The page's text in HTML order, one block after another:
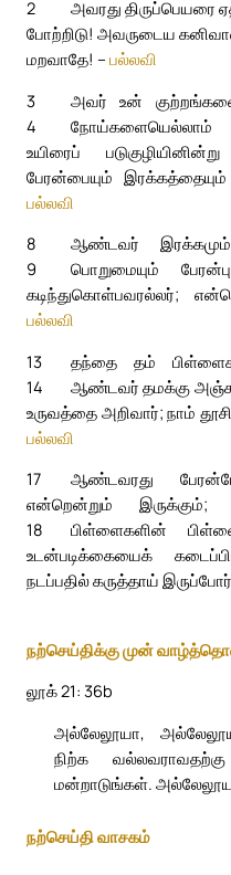
அவரது திருப்பெயரை
2
போற்றிடு! அவருடைய
மறவாதே! – பல்லவி
3
அவர் உன்
நோய்களையெல்லாம்
4
உயிரைப்
பேரன்பையும் இரக்கத்தையும்
பல்லவி
8
ஆண்டவர்
பொறுமையும்
9
கடிந்துகொள்பவரல்லர்;
பல்லவி
13
தந்தை தம்
ஆண்டவர் தமக்கு
14
உருவத்தை அறிவார்; நாம்
பல்லவி
17
ஆண்டவரது
என்றென்றும்
பிள்ளைகளின்
18
உடன்படிக்கையைக்
நடப்பதில் கருத்தாய்
நற்செய்திக்கு முன்
லூக் 21: 36b
அல்லேலூயா,
நிற்க வல்லவராவதற்கு
மன்றாடுங்கள்.
நற்செய்தி வாசகம்